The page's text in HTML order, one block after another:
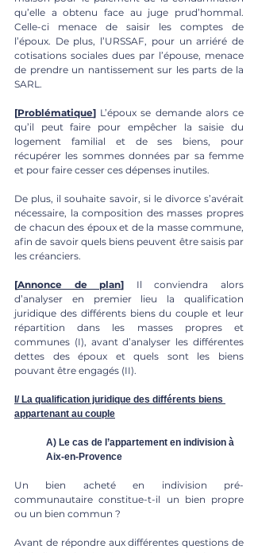
qu’elle a obtenu face au juge prud’hommal.
Celle-ci menace de saisir les comptes de
l’époux. De plus, l’URSSAF, pour un arriéré de
cotisations sociales dues par l’épouse, menace
de prendre un nantissement sur les parts de la
SARL.
[Problématique] L’époux se demande alors ce
qu’il peut faire pour empêcher la saisie du
logement familial et de ses biens, pour
récupérer les sommes données par sa femme
et pour faire cesser ces dépenses inutiles.
De plus, il souhaite savoir, si le divorce s’avérait
nécessaire, la composition des masses propres
de chacun des époux et de la masse commune,
afin de savoir quels biens peuvent être saisis par
les créanciers.
[Annonce de plan] Il conviendra alors
d’analyser en premier lieu la qualification
juridique des différents biens du couple et leur
répartition dans les masses propres et
communes (I), avant d’analyser les différentes
dettes des époux et quels sont les biens
pouvant être engagés (II).
I/ La qualification juridique des différents biens
appartenant au couple
A) Le cas de l’appartement en indivision à
Aix-en-Provence
Un bien acheté en indivision pré-
communautaire constitue-t-il un bien propre
ou un bien commun ?
Avant de répondre aux différentes questions de